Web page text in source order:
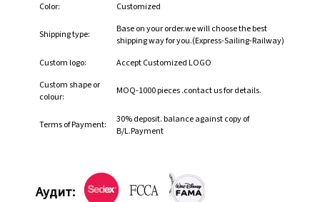
Color:
Customized
Shipping type:
Base on your order.we will choose the best
shipping way for you.(Express-Sailing-Railway)
Custom logo:
Accept Customized LOGO
Custom shape or
colour:
MOQ-1000 pieces .contact us for details.
Terms of Payment:
30% deposit. balance against copy of
B/L.Payment
Аудит: